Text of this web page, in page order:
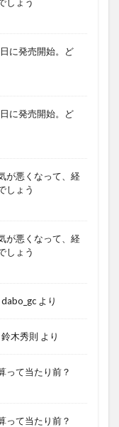
に発売開始。ど
に発売開始。ど
が悪くなって、経
しょう
が悪くなって、経
しょう
dabo_gc より
鈴木秀則 より
って当たり前？
って当たり前？